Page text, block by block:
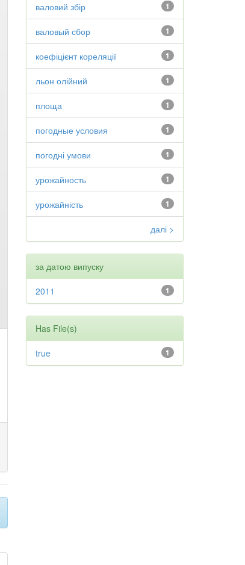
1
валовий збір
1
валовый сбор
1
коефіцієнт кореляції
1
льон олійний
1
площа
1
погодные условия
1
погодні умови
1
урожайность
1
урожайність
далі >
за датою випуску
1
2011
Has File(s)
1
true